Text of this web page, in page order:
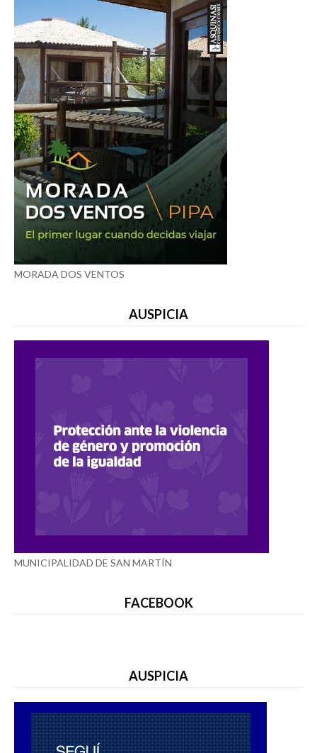
MORADA DOS VENTOS
AUSPICIA
MUNICIPALIDAD DE SAN MARTÍN
FACEBOOK
AUSPICIA